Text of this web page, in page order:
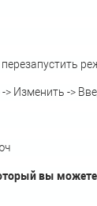
> Изменить ->
вы можете